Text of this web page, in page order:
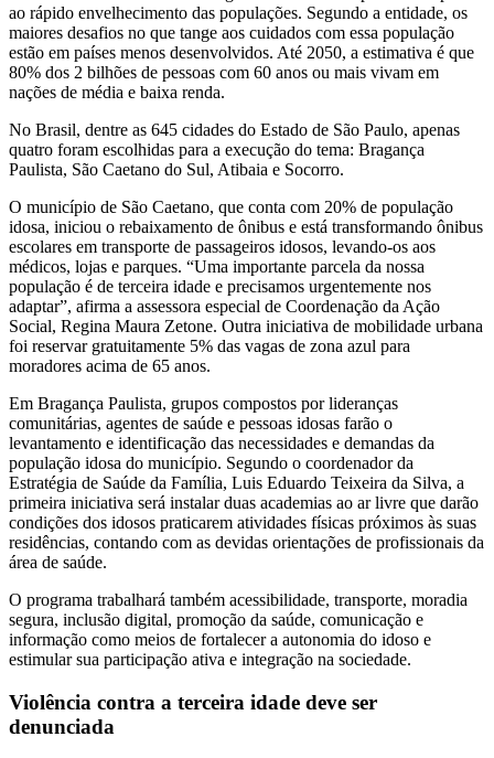
ao rápido envelhecimento das populações. Segundo a entidade, os
maiores desafios no que tange aos cuidados com essa população
estão em países menos desenvolvidos. Até 2050, a estimativa é que
80% dos 2 bilhões de pessoas com 60 anos ou mais vivam em
nações de média e baixa renda.
No Brasil, dentre as 645 cidades do Estado de São Paulo, apenas
quatro foram escolhidas para a execução do tema: Bragança
Paulista, São Caetano do Sul, Atibaia e Socorro.
O município de São Caetano, que conta com 20% de população
idosa, iniciou o rebaixamento de ônibus e está transformando ônibus
escolares em transporte de passageiros idosos, levando-os aos
médicos, lojas e parques. “Uma importante parcela da nossa
população é de terceira idade e precisamos urgentemente nos
adaptar”, afirma a assessora especial de Coordenação da Ação
Social, Regina Maura Zetone. Outra iniciativa de mobilidade urbana
foi reservar gratuitamente 5% das vagas de zona azul para
moradores acima de 65 anos.
Em Bragança Paulista, grupos compostos por lideranças
comunitárias, agentes de saúde e pessoas idosas farão o
levantamento e identificação das necessidades e demandas da
população idosa do município. Segundo o coordenador da
Estratégia de Saúde da Família, Luis Eduardo Teixeira da Silva, a
primeira iniciativa será instalar duas academias ao ar livre que darão
condições dos idosos praticarem atividades físicas próximos às suas
residências, contando com as devidas orientações de profissionais da
área de saúde.
O programa trabalhará também acessibilidade, transporte, moradia
segura, inclusão digital, promoção da saúde, comunicação e
informação como meios de fortalecer a autonomia do idoso e
estimular sua participação ativa e integração na sociedade.
Violência contra a terceira idade deve ser
denunciada